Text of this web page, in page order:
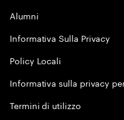
Alumni
Informativa Sulla Privacy
Policy Locali
Informativa sulla privacy
Termini di utilizzo